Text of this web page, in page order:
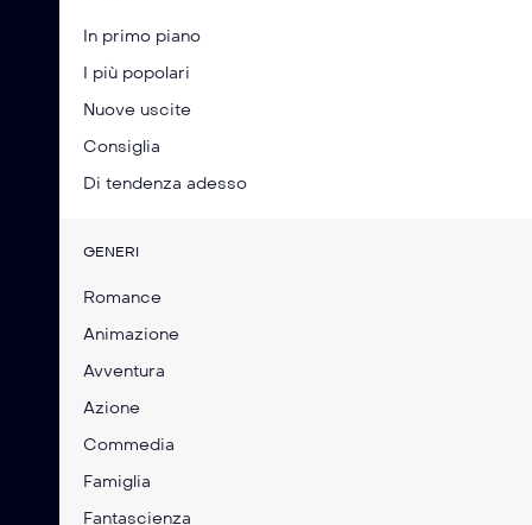
In primo piano
I più popolari
Nuove uscite
Consiglia
Di tendenza adesso
GENERI
Romance
Animazione
Avventura
Azione
Commedia
Famiglia
Fantascienza